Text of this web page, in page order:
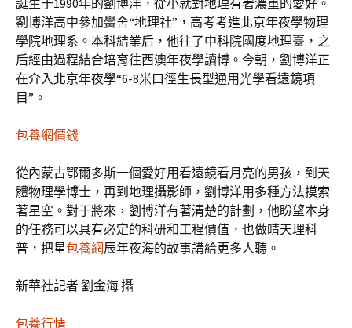
劉博洋高中參加黌舍“地理社”，高考考進北京年夜學物理
學院地理系。本科結業后，他往了中科院國度地理臺，之
后經由過程結合培育往西澳年夜學讀博。今朝，劉博洋正
在介入北京年夜學“6-8米口徑生長型通用光學看遠鏡項
目”。
包養網價錢
從內蒙古鄂爾多斯一個愛好用看遠鏡看月亮的男孩，到天
體物理學博士，再到地理攝影師，劉博洋用多種方法摸索
著星空。對于將來，劉博洋有著清楚的計劃，他盼望本身
的任務可以具有必定的科研和工程價值，也做晴天理科
普，把星包養網辰年夜海的故事講給更多人聽。
新華社記者 劉金海 攝
包養行情